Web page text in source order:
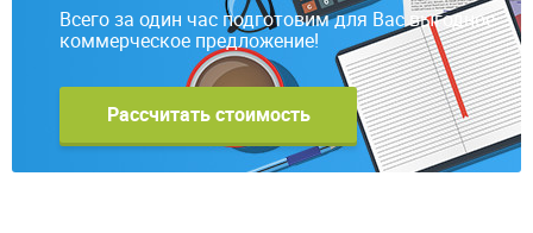
Всего за один час подготовим для Вас выгодное
коммерческое предложение!
Рассчитать стоимость